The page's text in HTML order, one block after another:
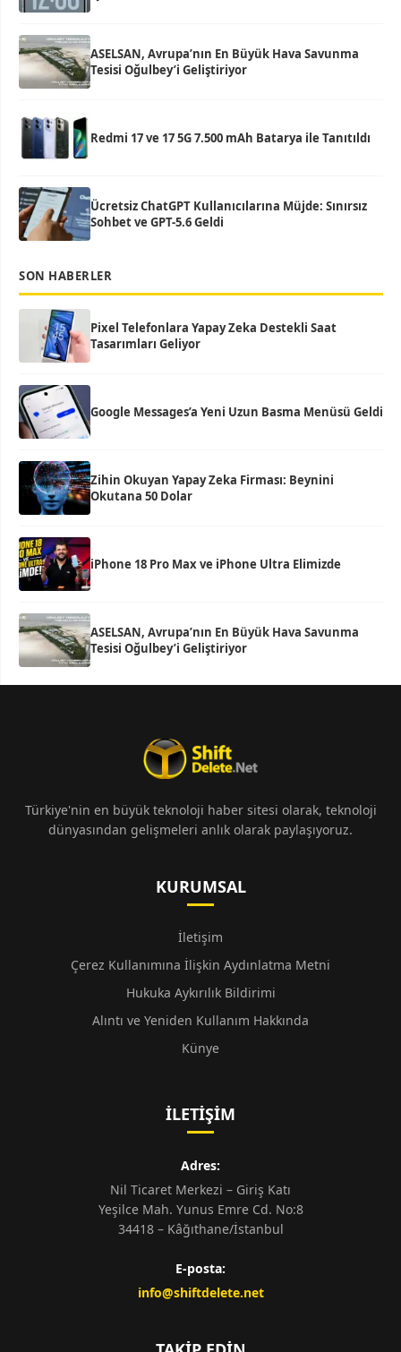
ASELSAN, Avrupa’nın En Büyük Hava Savunma
Tesisi Oğulbey’i Geliştiriyor
Redmi 17 ve 17 5G 7.500 mAh Batarya ile Tanıtıldı
Ücretsiz ChatGPT Kullanıcılarına Müjde: Sınırsız
Sohbet ve GPT-5.6 Geldi
SON HABERLER
Pixel Telefonlara Yapay Zeka Destekli Saat
Tasarımları Geliyor
Google Messages’a Yeni Uzun Basma Menüsü Geldi
Zihin Okuyan Yapay Zeka Firması: Beynini
Okutana 50 Dolar
iPhone 18 Pro Max ve iPhone Ultra Elimizde
ASELSAN, Avrupa’nın En Büyük Hava Savunma
Tesisi Oğulbey’i Geliştiriyor
Türkiye'nin en büyük teknoloji haber sitesi olarak, teknoloji
dünyasından gelişmeleri anlık olarak paylaşıyoruz.
KURUMSAL
İletişim
Çerez Kullanımına İlişkin Aydınlatma Metni
Hukuka Aykırılık Bildirimi
Alıntı ve Yeniden Kullanım Hakkında
Künye
İLETIŞIM
Adres:
Nil Ticaret Merkezi – Giriş Katı
Yeşilce Mah. Yunus Emre Cd. No:8
34418 – Kâğıthane/İstanbul
E-posta:
info@shiftdelete.net